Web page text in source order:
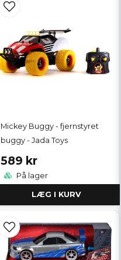
Mickey Buggy - fjernstyret
buggy - Jada Toys
589 kr
På lager
LÆG I KURV